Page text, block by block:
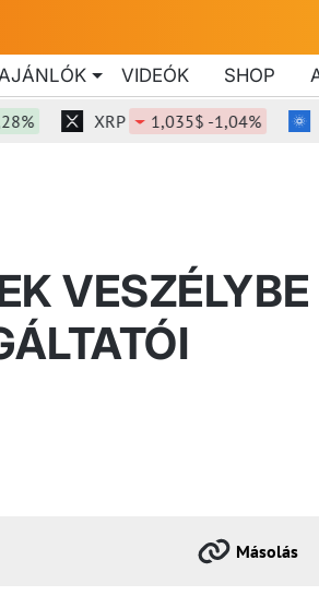
AJÁNLÓK VIDEÓK SHOP
XRP 1,035$ -1,04% ADA
VESZÉLYBE
Másolás